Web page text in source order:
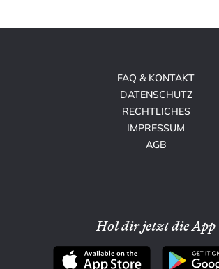
FAQ & KONTAKT
DATENSCHUTZ
RECHTLICHES
IMPRESSUM
AGB
Hol dir jetzt die App